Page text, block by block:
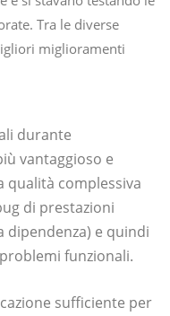
Tra le diverse
miglioramenti
durante
vantaggioso e
qualità complessiva
di prestazioni
e quindi
funzionali.
sufficiente per